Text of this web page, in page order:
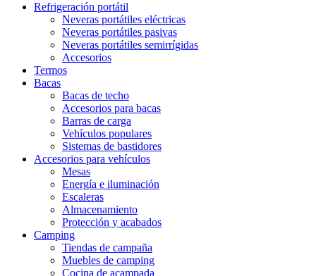
Refrigeración portátil
Neveras portátiles eléctricas
Neveras portátiles pasivas
Neveras portátiles semirrígidas
Accesorios
Termos
Bacas
Bacas de techo
Accesorios para bacas
Barras de carga
Vehículos populares
Sistemas de bastidores
Accesorios para vehículos
Mesas
Energía e iluminación
Escaleras
Almacenamiento
Protección y acabados
Camping
Tiendas de campaña
Muebles de camping
Cocina de acampada